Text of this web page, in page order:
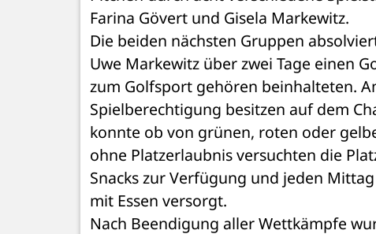
Farina Gövert und Gisela Markewitz.
Die beiden nächsten Gruppen
Uwe Markewitz über zwei Tage einen
zum Golfsport gehören beinhalteten.
Spielberechtigung besitzen auf dem
konnte ob von grünen, roten oder
ohne Platzerlaubnis versuchten die
Snacks zur Verfügung und jeden
mit Essen versorgt.
Nach Beendigung aller Wettkämpfe